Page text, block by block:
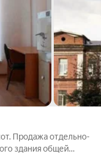
Продажа отдельно-
здания общей